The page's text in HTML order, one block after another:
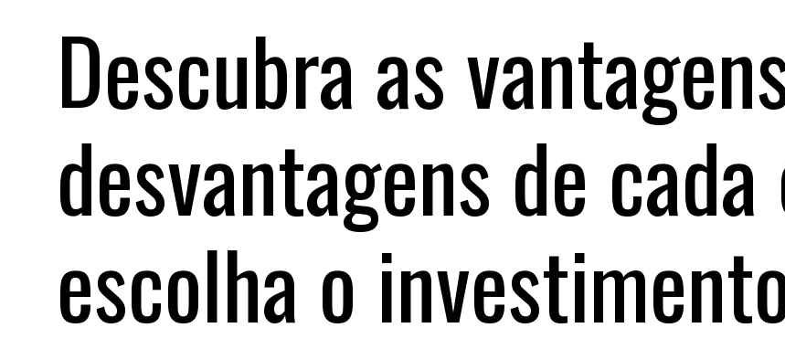
Descubra as
desvantagens de
escolha o